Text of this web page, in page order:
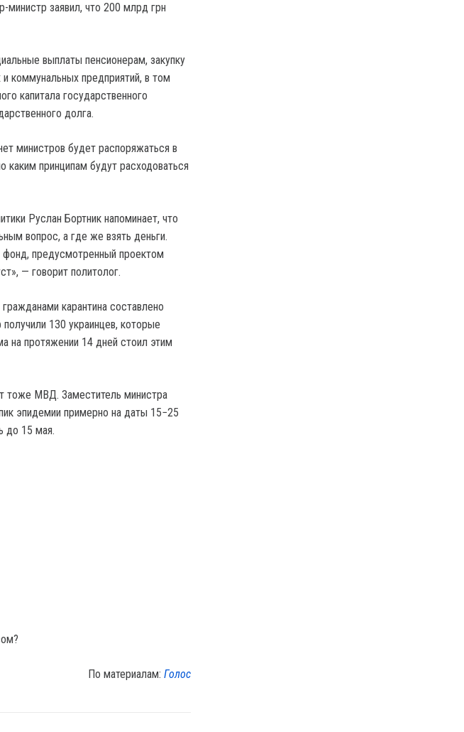
министр заявил, что 200 млрд грн
выплаты пенсионерам, закупку
коммунальных предприятий, в том
капитала государственного
долга.
министров будет распоряжаться в
принципам будут расходоваться
Руслан Бортник напоминает, что
вопрос, а где же взять деньги.
предусмотренный проектом
— говорит политолог.
карантина составлено
130 украинцев, которые
на протяжении 14 дней стоил этим
тоже МВД. Заместитель министра
эпидемии примерно на даты 15−25
до 15 мая.
По материалам:Голос